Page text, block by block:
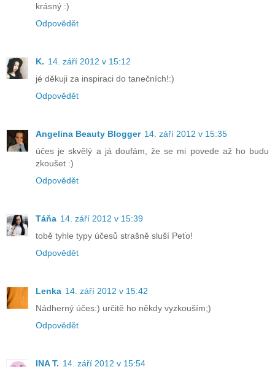
krásný :)
Odpovědět
K. 14. září 2012 v 15:12
jé děkuji za inspiraci do tanečních!:)
Odpovědět
Angelina Beauty Blogger 14. září 2012 v 15:35
účes je skvělý a já doufám, že se mi povede až ho budu
zkoušet :)
Odpovědět
Táňa 14. září 2012 v 15:39
tobě tyhle typy účesů strašně sluší Peťo!
Odpovědět
Lenka 14. září 2012 v 15:42
Nádherný účes:) určitě ho někdy vyzkouším;)
Odpovědět
INA T. 14. září 2012 v 15:54